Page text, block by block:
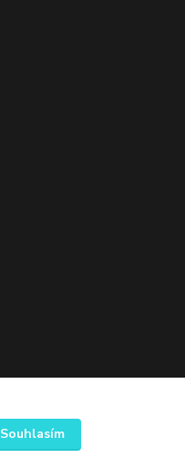
Souhlasím